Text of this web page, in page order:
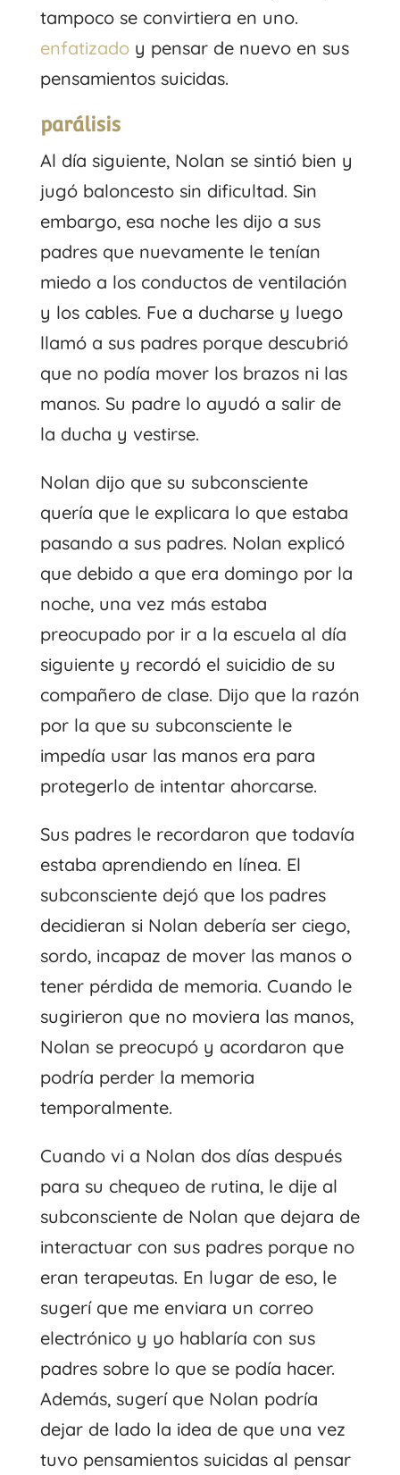
tampoco se convirtiera en uno.
enfatizadoy pensar de nuevo en sus
pensamientos suicidas.
parálisis
Al día siguiente, Nolan se sintió bien y
jugó baloncesto sin dificultad. Sin
embargo, esa noche les dijo a sus
padres que nuevamente le tenían
miedo a los conductos de ventilación
y los cables. Fue a ducharse y luego
llamó a sus padres porque descubrió
que no podía mover los brazos ni las
manos. Su padre lo ayudó a salir de
la ducha y vestirse.
Nolan dijo que su subconsciente
quería que le explicara lo que estaba
pasando a sus padres. Nolan explicó
que debido a que era domingo por la
noche, una vez más estaba
preocupado por ir a la escuela al día
siguiente y recordó el suicidio de su
compañero de clase. Dijo que la razón
por la que su subconsciente le
impedía usar las manos era para
protegerlo de intentar ahorcarse.
Sus padres le recordaron que todavía
estaba aprendiendo en línea. El
subconsciente dejó que los padres
decidieran si Nolan debería ser ciego,
sordo, incapaz de mover las manos o
tener pérdida de memoria. Cuando le
sugirieron que no moviera las manos,
Nolan se preocupó y acordaron que
podría perder la memoria
temporalmente.
Cuando vi a Nolan dos días después
para su chequeo de rutina, le dije al
subconsciente de Nolan que dejara de
interactuar con sus padres porque no
eran terapeutas. En lugar de eso, le
sugerí que me enviara un correo
electrónico y yo hablaría con sus
padres sobre lo que se podía hacer.
Además, sugerí que Nolan podría
dejar de lado la idea de que una vez
tuvo pensamientos suicidas al pensar